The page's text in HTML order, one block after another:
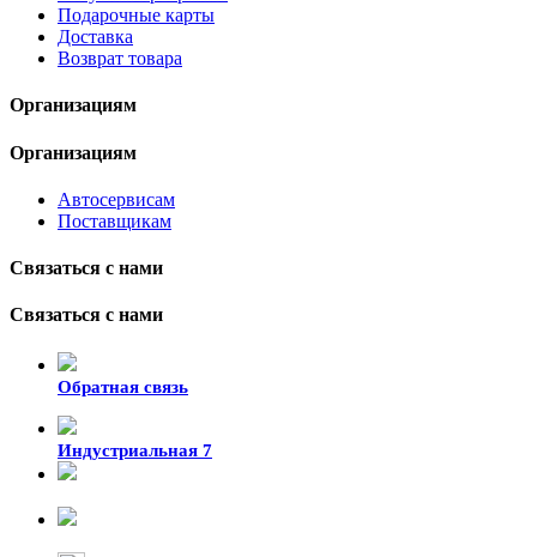
Подарочные карты
Доставка
Возврат товара
Организациям
Организациям
Автосервисам
Поставщикам
Связаться с нами
Связаться с нами
Обратная связь
Индустриальная 7